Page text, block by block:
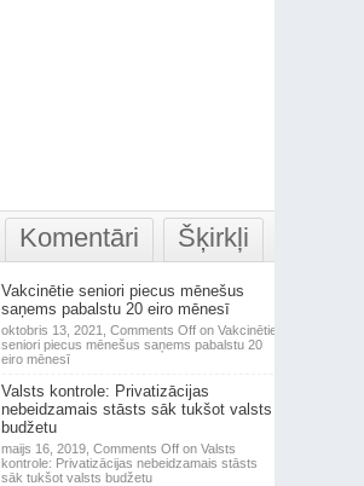
Komentāri Šķirkļi
Vakcinētie seniori piecus mēnešus
saņems pabalstu 20 eiro mēnesī
oktobris 13, 2021, Comments Offon Vakcinētie
seniori piecus mēnešus saņems pabalstu 20
eiro mēnesī
Valsts kontrole: Privatizācijas
nebeidzamais stāsts sāk tukšot valsts
budžetu
maijs 16, 2019, Comments Offon Valsts
kontrole: Privatizācijas nebeidzamais stāsts
sāk tukšot valsts budžetu